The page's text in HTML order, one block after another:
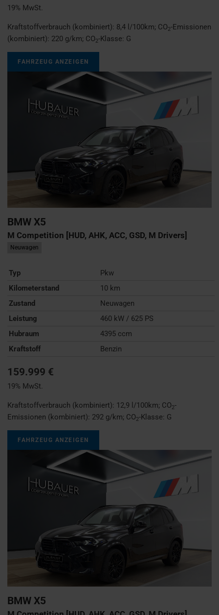
19% MwSt.
Kraftstoffverbrauch (kombiniert): 8,4 l/100km; CO2-Emissionen
(kombiniert): 220 g/km; CO2-Klasse: G
FAHRZEUG ANZEIGEN
BMW X5
M Competition [HUD, AHK, ACC, GSD, M Drivers]
Neuwagen
Typ
Pkw
Kilometerstand
10 km
Zustand
Neuwagen
Leistung
460 kW / 625 PS
Hubraum
4395 ccm
Kraftstoff
Benzin
159.999 €
19% MwSt.
Kraftstoffverbrauch (kombiniert): 12,9 l/100km; CO2-
Emissionen (kombiniert): 292 g/km; CO2-Klasse: G
FAHRZEUG ANZEIGEN
BMW X5